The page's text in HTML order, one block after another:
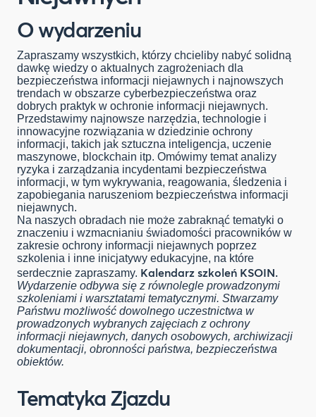
O wydarzeniu
Zapraszamy wszystkich, którzy chcieliby nabyć solidną
dawkę wiedzy o aktualnych zagrożeniach dla
bezpieczeństwa informacji niejawnych i najnowszych
trendach w obszarze cyberbezpieczeństwa oraz
dobrych praktyk w ochronie informacji niejawnych.
Przedstawimy najnowsze narzędzia, technologie i
innowacyjne rozwiązania w dziedzinie ochrony
informacji, takich jak sztuczna inteligencja, uczenie
maszynowe, blockchain itp. Omówimy temat analizy
ryzyka i zarządzania incydentami bezpieczeństwa
informacji, w tym wykrywania, reagowania, śledzenia i
zapobiegania naruszeniom bezpieczeństwa informacji
niejawnych.
Na naszych obradach nie może zabraknąć tematyki o
znaczeniu i wzmacnianiu świadomości pracowników w
zakresie ochrony informacji niejawnych poprzez
szkolenia i inne inicjatywy edukacyjne, na które
serdecznie zapraszamy. Kalendarz szkoleń KSOIN.
Wydarzenie odbywa się z równolegle prowadzonymi
szkoleniami i warsztatami tematycznymi. Stwarzamy
Państwu możliwość dowolnego uczestnictwa w
prowadzonych wybranych zajęciach z ochrony
informacji niejawnych, danych osobowych, archiwizacji
dokumentacji, obronności państwa, bezpieczeństwa
obiektów.
Tematyka Zjazdu